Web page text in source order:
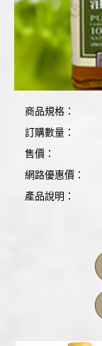
商品規格：
訂購數量：
售價：
網路優惠價：
產品說明：